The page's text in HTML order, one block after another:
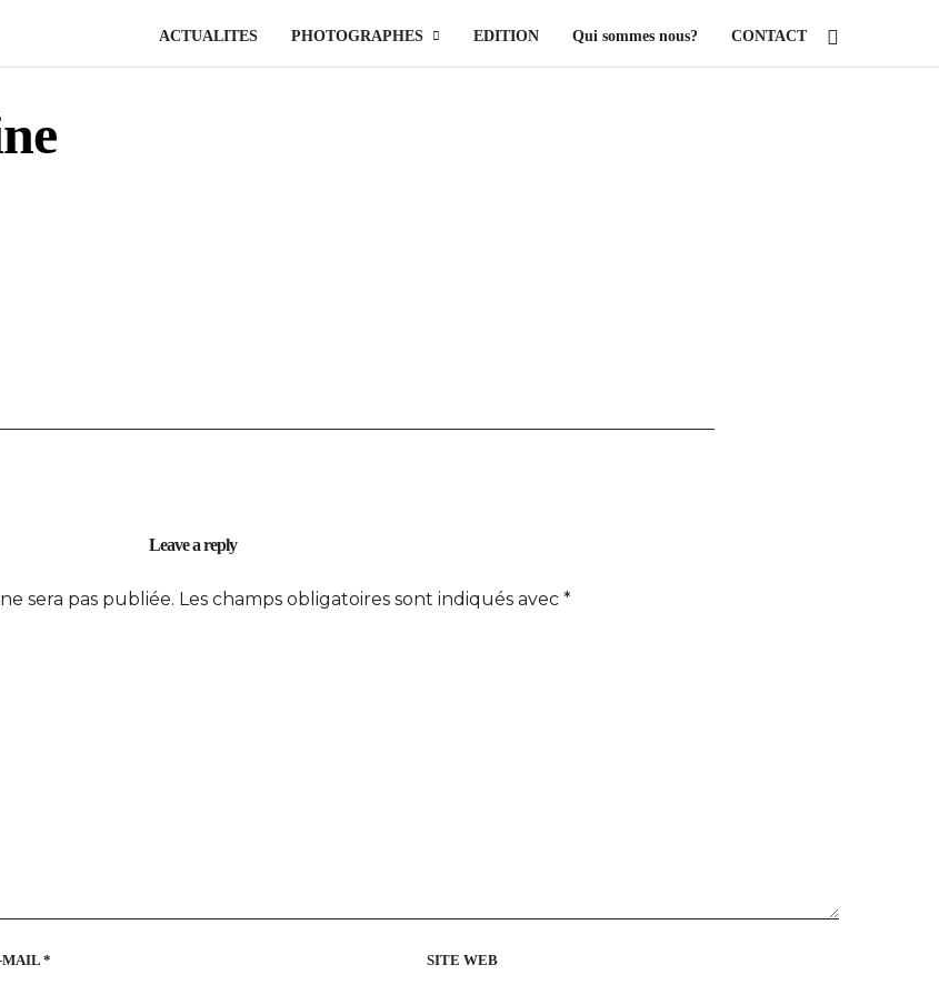
ACTUALITES PHOTOGRAPHES EDITION Qui sommes nous? CONTACT
Leave a reply
sera pas publiée. Les champs obligatoires sont indiqués avec*
MAIL * SITE WEB